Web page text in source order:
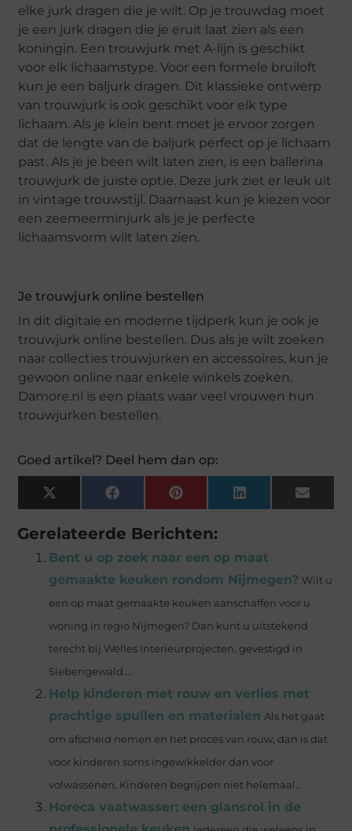
elke jurk dragen die je wilt. Op je trouwdag moet
je een jurk dragen die je eruit laat zien als een
koningin. Een trouwjurk met A-lijn is geschikt
voor elk lichaamstype. Voor een formele bruiloft
kun je een baljurk dragen. Dit klassieke ontwerp
van trouwjurk is ook geschikt voor elk type
lichaam. Als je klein bent moet je ervoor zorgen
dat de lengte van de baljurk perfect op je lichaam
past. Als je je been wilt laten zien, is een ballerina
trouwjurk de juiste optie. Deze jurk ziet er leuk uit
in vintage trouwstijl. Daarnaast kun je kiezen voor
een zeemeerminjurk als je je perfecte
lichaamsvorm wilt laten zien.
Je trouwjurk online bestellen
In dit digitale en moderne tijdperk kun je ook je
trouwjurk online bestellen. Dus als je wilt zoeken
naar collecties trouwjurken en accessoires, kun je
gewoon online naar enkele winkels zoeken.
Damore.nl is een plaats waar veel vrouwen hun
trouwjurken bestellen.
Goed artikel? Deel hem dan op:
X
(Twitter)
FacebookPinterestLinkedIn Email
Gerelateerde Berichten:
Bent u op zoek naar een op maat
gemaakte keuken rondom Nijmegen? Wilt u
een op maat gemaakte keuken aanschaffen voor u
woning in regio Nijmegen? Dan kunt u uitstekend
terecht bij Welles Interieurprojecten, gevestigd in
Siebengewald....
Help kinderen met rouw en verlies met
prachtige spullen en materialen Als het gaat
om afscheid nemen en het proces van rouw, dan is dat
voor kinderen soms ingewikkelder dan voor
volwassenen. Kinderen begrijpen niet helemaal...
Horeca vaatwasser: een glansrol in de